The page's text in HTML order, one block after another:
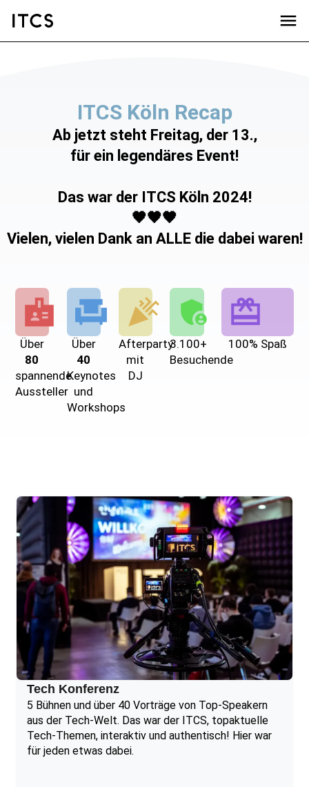
ITCS Köln Recap
Ab jetzt steht Freitag, der 13.,
für ein legendäres Event!
Das war der ITCS Köln 2024!
🖤🖤🖤
Vielen, vielen Dank an ALLE die dabei waren!
Über
80
spannende
Aussteller
Über
40
Keynotes
und
Workshops
Afterparty
mit
DJ
3.100+
Besuchende
100% Spaß
Tech Konferenz
5 Bühnen und über 40 Vorträge von Top-Speakern
aus der Tech-Welt. Das war der ITCS, topaktuelle
Tech-Themen, interaktiv und authentisch! Hier war
für jeden etwas dabei.